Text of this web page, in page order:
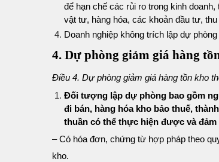
để hạn chế các rủi ro trong kinh
vật tư, hàng hóa, các khoản đầu tư,
Doanh nghiệp không trích lập dự
4. Dự phòng giảm giá hàng
Điều 4. Dự phòng giảm giá hàng tồn kho
Đối tượng lập dự phòng bao gồm
đi bán, hàng hóa kho bảo thuế,
thuần có thể thực hiện được và đảm
– Có hóa đơn, chứng từ hợp pháp theo
kho.